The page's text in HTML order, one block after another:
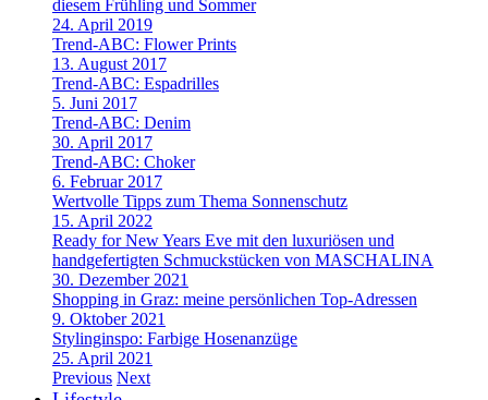
diesem Frühling und Sommer
24. April 2019
Trend-ABC: Flower Prints
13. August 2017
Trend-ABC: Espadrilles
5. Juni 2017
Trend-ABC: Denim
30. April 2017
Trend-ABC: Choker
6. Februar 2017
Wertvolle Tipps zum Thema Sonnenschutz
15. April 2022
Ready for New Years Eve mit den luxuriösen und
handgefertigten Schmuckstücken von MASCHALINA
30. Dezember 2021
Shopping in Graz: meine persönlichen Top-Adressen
9. Oktober 2021
Stylinginspo: Farbige Hosenanzüge
25. April 2021
Previous Next